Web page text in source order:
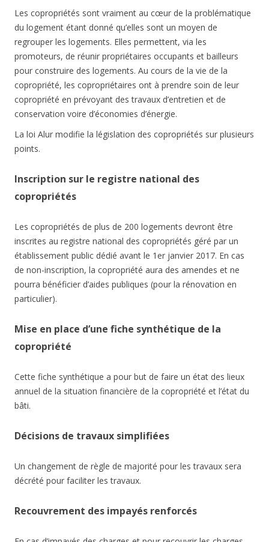
Les copropriétés sont vraiment au cœur de la problématique
du logement étant donné qu’elles sont un moyen de
regrouper les logements. Elles permettent, via les
promoteurs, de réunir propriétaires occupants et bailleurs
pour construire des logements. Au cours de la vie de la
copropriété, les copropriétaires ont à prendre soin de leur
copropriété en prévoyant des travaux d’entretien et de
conservation voire d’économies d’énergie.
La loi Alur modifie la législation des copropriétés sur plusieurs
points.
Inscription sur le registre national des
copropriétés
Les copropriétés de plus de 200 logements devront être
inscrites au registre national des copropriétés géré par un
établissement public dédié avant le 1er janvier 2017. En cas
de non-inscription, la copropriété aura des amendes et ne
pourra bénéficier d’aides publiques (pour la rénovation en
particulier).
Mise en place d’une fiche synthétique de la
copropriété
Cette fiche synthétique a pour but de faire un état des lieux
annuel de la situation financière de la copropriété et l’état du
bâti.
Décisions de travaux simplifiées
Un changement de règle de majorité pour les travaux sera
décrété pour faciliter les travaux.
Recouvrement des impayés renforcés